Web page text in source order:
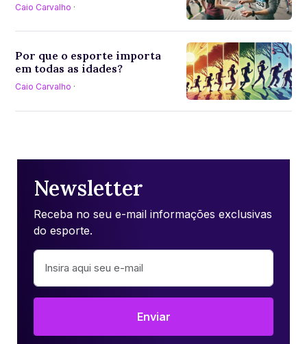
Caio Carvalho ·
Por que o esporte importa
em todas as idades?
Caio Carvalho ·
Newsletter
Receba no seu e-mail informações exclusivas
do esporte.
Enviar